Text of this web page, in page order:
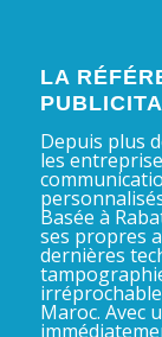
LA
Depuis plus
les
Basée à
ses propres
dernières
Maroc. Avec